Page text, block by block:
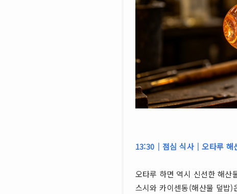
13:30｜점심 식사｜오타루 해
오타루 하면 역시 신선한 해산
스시와 카이센동(해산물 덮밥